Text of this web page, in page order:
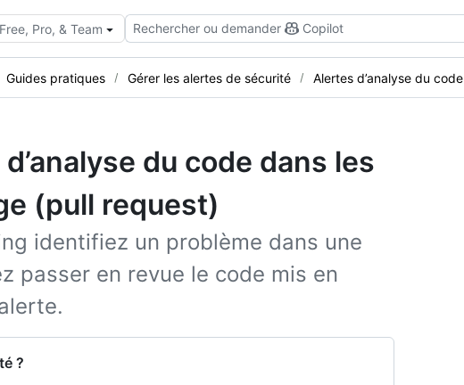
Free, Pro, & Team Rechercher ou demander Copilot
Guides pratiques Gérer les alertes de sécurité Alertes d’analyse du code
du code dans les
(pull request)
identifiez un problème dans une
passer en revue le code mis en
?